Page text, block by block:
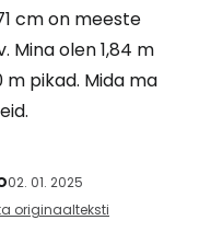
cm on meeste
Mina olen 1,84 m
m pikad. Mida ma
02. 01. 2025
originaalteksti